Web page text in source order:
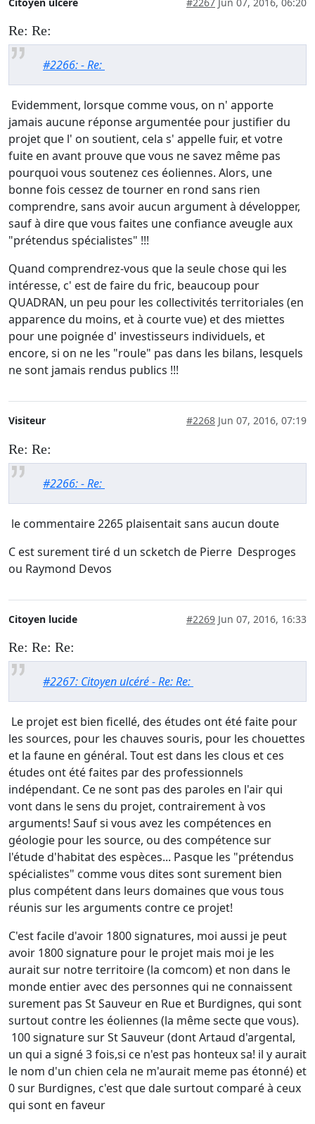
Re: Re:
#2266: - Re:
Evidemment, lorsque comme vous, on n' apporte
jamais aucune réponse argumentée pour justifier du
projet que l' on soutient, cela s' appelle fuir, et votre
fuite en avant prouve que vous ne savez même pas
pourquoi vous soutenez ces éoliennes. Alors, une
bonne fois cessez de tourner en rond sans rien
comprendre, sans avoir aucun argument à développer,
sauf à dire que vous faites une confiance aveugle aux
"prétendus spécialistes" !!!
Quand comprendrez-vous que la seule chose qui les
intéresse, c' est de faire du fric, beaucoup pour
QUADRAN, un peu pour les collectivités territoriales (en
apparence du moins, et à courte vue) et des miettes
pour une poignée d' investisseurs individuels, et
encore, si on ne les "roule" pas dans les bilans, lesquels
ne sont jamais rendus publics !!!
Visiteur #2268 Jun 07, 2016, 07:19
Re: Re:
#2266: - Re:
le commentaire 2265 plaisentait sans aucun doute
C est surement tiré d un scketch de Pierre Desproges
ou Raymond Devos
Citoyen lucide #2269 Jun 07, 2016, 16:33
Re: Re: Re:
#2267: Citoyen ulcéré - Re: Re:
Le projet est bien ficellé, des études ont été faite pour
les sources, pour les chauves souris, pour les chouettes
et la faune en général. Tout est dans les clous et ces
études ont été faites par des professionnels
indépendant. Ce ne sont pas des paroles en l'air qui
vont dans le sens du projet, contrairement à vos
arguments! Sauf si vous avez les compétences en
géologie pour les source, ou des compétence sur
l'étude d'habitat des espèces... Pasque les "prétendus
spécialistes" comme vous dites sont surement bien
plus compétent dans leurs domaines que vous tous
réunis sur les arguments contre ce projet!
C'est facile d'avoir 1800 signatures, moi aussi je peut
avoir 1800 signature pour le projet mais moi je les
aurait sur notre territoire (la comcom) et non dans le
monde entier avec des personnes qui ne connaissent
surement pas St Sauveur en Rue et Burdignes, qui sont
surtout contre les éoliennes (la même secte que vous).
100 signature sur St Sauveur (dont Artaud d'argental,
un qui a signé 3 fois,si ce n'est pas honteux sa! il y aurait
le nom d'un chien cela ne m'aurait meme pas étonné) et
0 sur Burdignes, c'est que dale surtout comparé à ceux
qui sont en faveur